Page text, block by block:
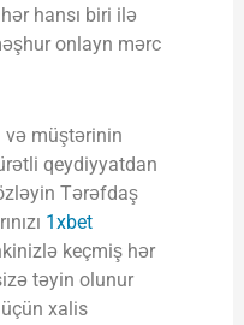
hansı biri ilə
onlayn mərc
və müştərinin
qeydiyyatdan
Tərəfdaş
1xbet
keçmiş hər
təyin olunur
xalis